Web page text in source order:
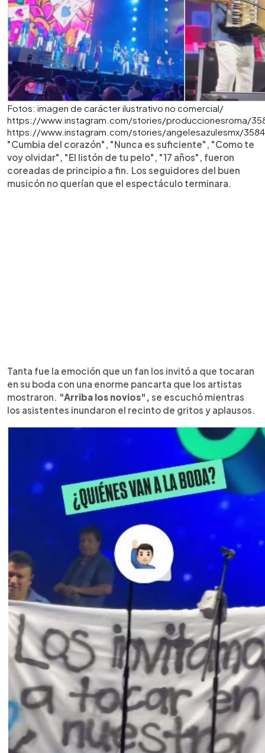
Fotos: imagen de carácter ilustrativo no comercial/
https://www.instagram.com/stories/produccionesroma/
https://www.instagram.com/stories/angelesazulesmx/
"Cumbia del corazón", "Nunca es suficiente", "Como te
voy olvidar", "El listón de tu pelo", "17 años", fueron
coreadas de principio a fin. Los seguidores del buen
musicón no querían que el espectáculo terminara.
Tanta fue la emoción que un fan los invitó a que tocaran
en su boda con una enorme pancarta que los artistas
mostraron.
"Arriba los novios", se escuchó mientras
los asistentes inundaron el recinto de gritos y aplausos.